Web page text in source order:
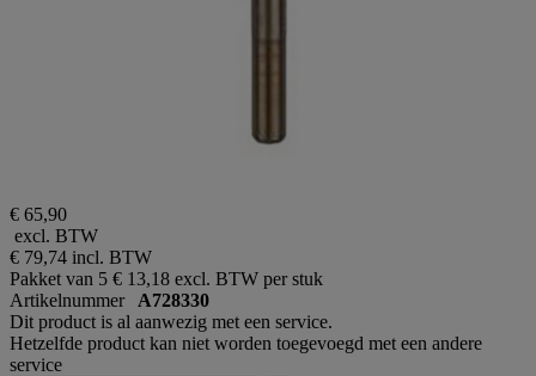
€ 65,90
excl. BTW
€ 79,74 incl. BTW
Pakket van 5 € 13,18 excl. BTW per stuk
Artikelnummer A728330
Dit product is al aanwezig met een service.
Hetzelfde product kan niet worden toegevoegd met een andere
service